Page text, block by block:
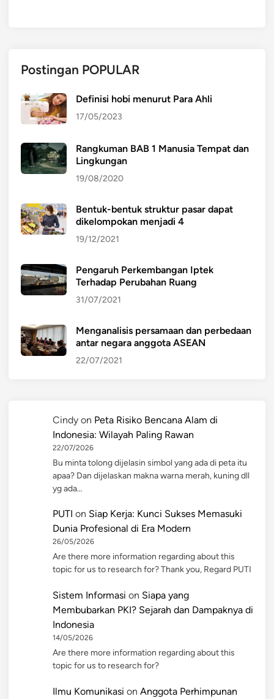
Postingan POPULAR
Definisi hobi menurut Para Ahli
17/05/2023
Rangkuman BAB 1 Manusia Tempat dan
Lingkungan
19/08/2020
Bentuk-bentuk struktur pasar dapat
dikelompokan menjadi 4
19/12/2021
Pengaruh Perkembangan Iptek
Terhadap Perubahan Ruang
31/07/2021
Menganalisis persamaan dan perbedaan
antar negara anggota ASEAN
22/07/2021
Cindy on Peta Risiko Bencana Alam di
Indonesia: Wilayah Paling Rawan
22/07/2026
Bu minta tolong dijelasin simbol yang ada di peta itu
apaa? Dan dijelaskan makna warna merah, kuning dll
yg ada…
PUTI on Siap Kerja: Kunci Sukses Memasuki
Dunia Profesional di Era Modern
26/05/2026
Are there more information regarding about this
topic for us to research for? Thank you, Regard PUTI
Sistem Informasi on Siapa yang
Membubarkan PKI? Sejarah dan Dampaknya di
Indonesia
14/05/2026
Are there more information regarding about this
topic for us to research for?
Ilmu Komunikasi on Anggota Perhimpunan